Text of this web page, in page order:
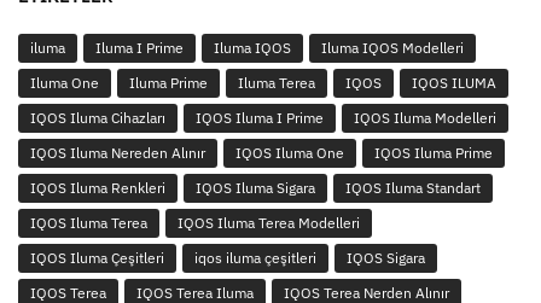
iluma Iluma I Prime Iluma IQOS
Iluma IQOS Modelleri
Iluma One
Iluma Prime Iluma Terea IQOS
IQOS ILUMA
IQOS Iluma Cihazları
IQOS Iluma I Prime
IQOS Iluma Modelleri
IQOS Iluma Nereden Alınır
IQOS Iluma One
IQOS Iluma Prime
IQOS Iluma Renkleri
IQOS Iluma Sigara
IQOS Iluma Standart
IQOS Iluma Terea
IQOS Iluma Terea Modelleri
IQOS Iluma Çeşitleri
iqos iluma çeşitleri
IQOS Sigara
IQOS Terea
IQOS Terea Iluma
IQOS Terea Nerden Alınır